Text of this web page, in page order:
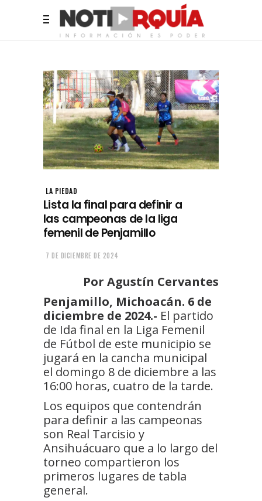
LA PIEDAD
Lista la final para definir a
las campeonas de la liga
femenil de Penjamillo
7 DE DICIEMBRE DE 2024
Por Agustín Cervantes
Penjamillo, Michoacán. 6 de
diciembre de 2024.- El partido
de Ida final en la Liga Femenil
de Fútbol de este municipio se
jugará en la cancha municipal
el domingo 8 de diciembre a las
16:00 horas, cuatro de la tarde.
Los equipos que contendrán
para definir a las campeonas
son Real Tarcisio y
Ansihuácuaro que a lo largo del
torneo compartieron los
primeros lugares de tabla
general.